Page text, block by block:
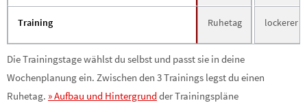
Training Ruhetag lockerer
Die Trainingstage wählst du selbst und passt sie in deine
Wochenplanung ein. Zwischen den 3 Trainings legst du einen
Ruhetag. » Aufbau und Hintergrundder Trainingspläne